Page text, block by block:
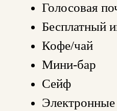
Голосовая
Бесплатный
Кофе/чай
Мини-бар
Сейф